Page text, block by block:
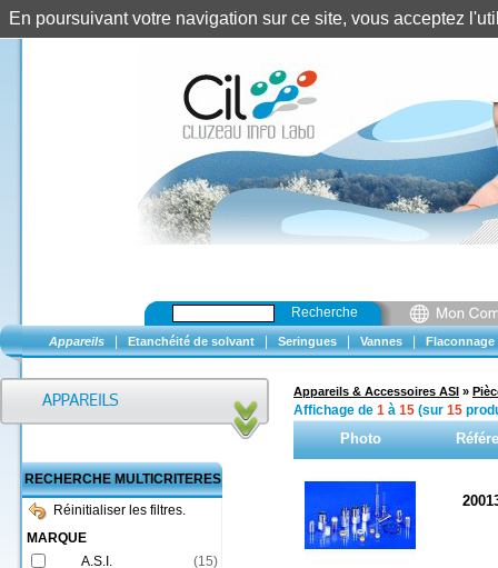
Recherche
Appareils Etanchéité de solvant Seringues Vannes Flaconnage
RECHERCHE MULTICRITERES
Réinitialiser les filtres.
MARQUE
A.S.I.
(15)
Appareils & Accessoires ASI »
Affichage de 1 à 15 (sur 15
Photo
En poursuivant votre navigation sur ce site, vous acceptez